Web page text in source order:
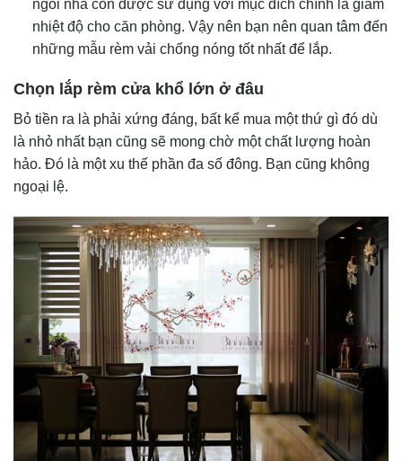
ngôi nhà còn được sử dụng với mục đích chính là giảm
nhiệt độ cho căn phòng. Vậy nên bạn nên quan tâm đến
những mẫu rèm vải chống nóng tốt nhất để lắp.
Chọn lắp rèm cửa khổ lớn ở đâu
Bỏ tiền ra là phải xứng đáng, bất kể mua một thứ gì đó dù
là nhỏ nhất bạn cũng sẽ mong chờ một chất lượng hoàn
hảo. Đó là một xu thế phần đa số đông. Bạn cũng không
ngoại lệ.